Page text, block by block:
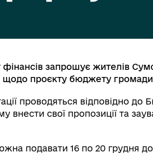
запрошує жителів
щодо проєкту бюджету громади
проводяться відповідно
внести свої пропозиції та
подавати 16 по 20 грудня